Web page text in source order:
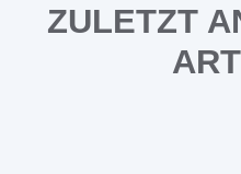
ZULETZT